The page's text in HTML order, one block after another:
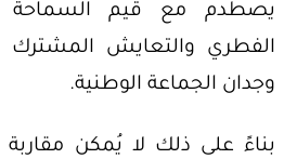
يصطدم مع قيم السماحة
الفطري والتعايش المشترك
وجدان الجماعة الوطنية.
بناءً على ذلك لا يُمكن مقاربة